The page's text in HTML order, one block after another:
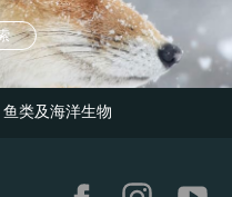
鱼类及海洋生物